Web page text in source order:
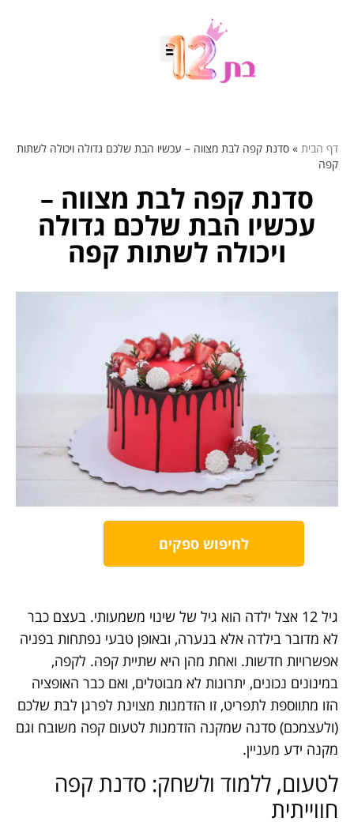
דף הבית » סדנת קפה לבת מצווה – עכשיו הבת שלכם גדולה ויכולה לשתות
קפה
סדנת קפה לבת מצווה –
עכשיו הבת שלכם גדולה
ויכולה לשתות קפה
לחיפוש ספקים
גיל 12 אצל ילדה הוא גיל של שינוי משמעותי. בעצם כבר
לא מדובר בילדה אלא בנערה, ובאופן טבעי נפתחות בפניה
אפשרויות חדשות. ואחת מהן היא שתיית קפה. לקפה,
במינונים נכונים, יתרונות לא מבוטלים, ואם כבר האופציה
הזו מתווספת לתפריט, זו הזדמנות מצוינת לפרגן לבת שלכם
(ולעצמכם) סדנה שמקנה הזדמנות לטעום קפה משובח וגם
מקנה ידע מעניין.
לטעום, ללמוד ולשחק: סדנת קפה
חווייתית